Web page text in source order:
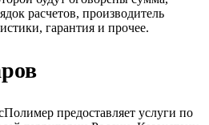
расчетов, производитель
гарантия и прочее.
предоставляет услуги по